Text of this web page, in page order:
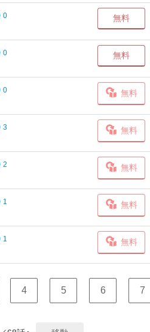
0 無料
0 無料
0 無料
3 無料
2 無料
1 無料
1 無料
4 5 6 7